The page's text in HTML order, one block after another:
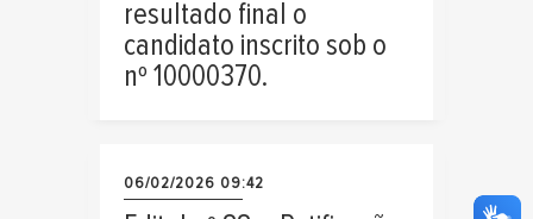
resultado final o
candidato inscrito sob o
nº 10000370.
06/02/2026 09:42